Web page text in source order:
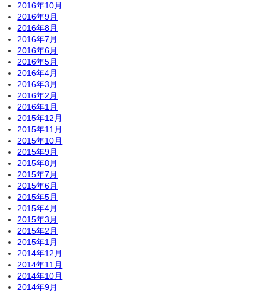
2016年10月
2016年9月
2016年8月
2016年7月
2016年6月
2016年5月
2016年4月
2016年3月
2016年2月
2016年1月
2015年12月
2015年11月
2015年10月
2015年9月
2015年8月
2015年7月
2015年6月
2015年5月
2015年4月
2015年3月
2015年2月
2015年1月
2014年12月
2014年11月
2014年10月
2014年9月